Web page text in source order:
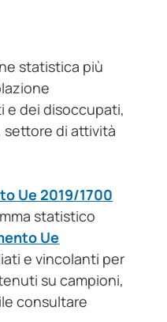
statistica più
e dei disoccupati,
settore di attività
Ue 2019/1700
statistico
Ue
e vincolanti per
su campioni,
consultare